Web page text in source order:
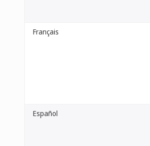
Français
Español